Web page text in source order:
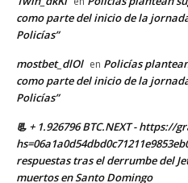
como parte del inicio de la
Policías”
mostbet_dlOl en Policías
como parte del inicio de la
Policías”
📃 + 1.926796 BTC.NEXT - https://
respuestas tras el derrumbe del
muertos en Santo Domingo